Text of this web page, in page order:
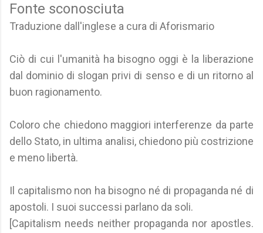
Fonte sconosciuta
Traduzione dall'inglese a cura di Aforismario
Ciò di cui l'umanità ha bisogno oggi è la liberazione
dal dominio di slogan privi di senso e di un ritorno al
buon ragionamento.
Coloro che chiedono maggiori interferenze da parte
dello Stato, in ultima analisi, chiedono più costrizione
e meno libertà.
Il capitalismo non ha bisogno né di propaganda né di
apostoli. I suoi successi parlano da soli.
[Capitalism needs neither propaganda nor apostles.